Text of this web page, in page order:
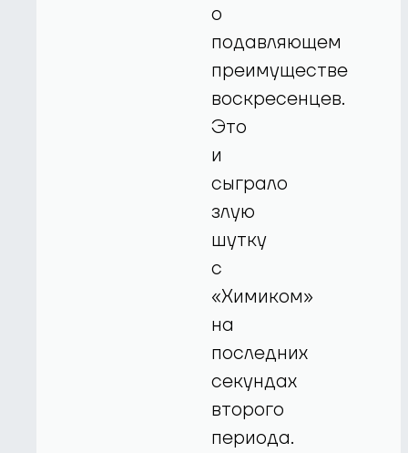
о
подавляющем
преимуществе
воскресенцев.
Это
и
сыграло
злую
шутку
с
«Химиком»
на
последних
секундах
второго
периода.